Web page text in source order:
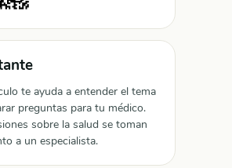
te ayuda a entender el tema
preguntas para tu médico.
sobre la salud se toman
a un especialista.